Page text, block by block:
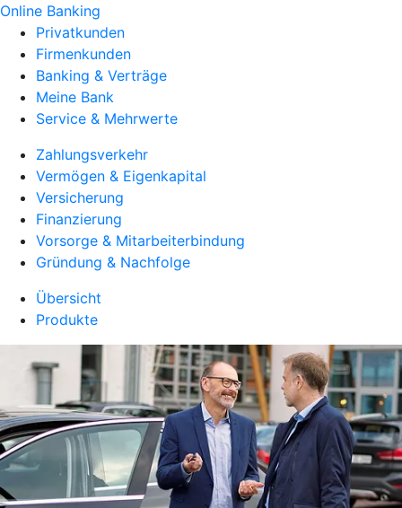
Online Banking
Privatkunden
Firmenkunden
Banking & Verträge
Meine Bank
Service & Mehrwerte
Zahlungsverkehr
Vermögen & Eigenkapital
Versicherung
Finanzierung
Vorsorge & Mitarbeiterbindung
Gründung & Nachfolge
Übersicht
Produkte